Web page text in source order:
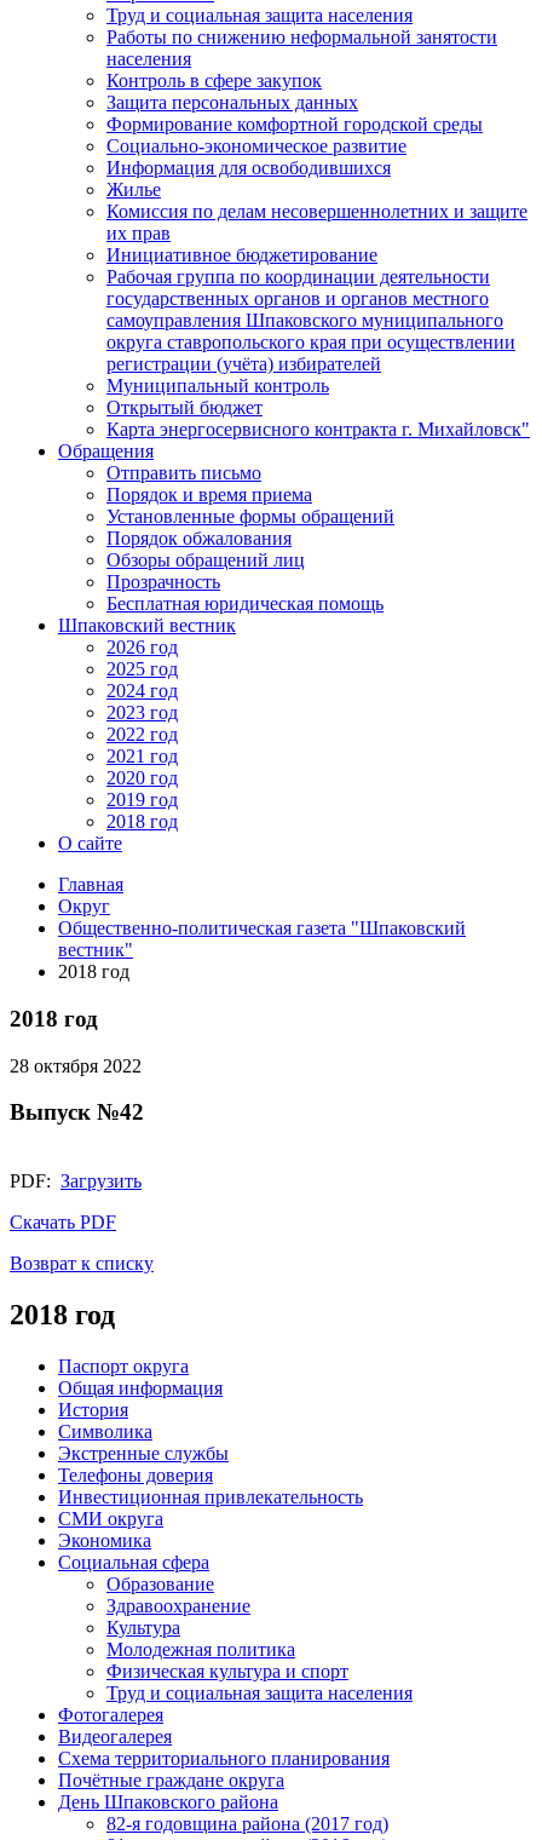
Труд и социальная защита населения
Работы по снижению неформальной занятости
населения
Контроль в сфере закупок
Защита персональных данных
Формирование комфортной городской среды
Социально-экономическое развитие
Информация для освободившихся
Жилье
Комиссия по делам несовершеннолетних и защите
их прав
Инициативное бюджетирование
Рабочая группа по координации деятельности
государственных органов и органов местного
самоуправления Шпаковского муниципального
округа ставропольского края при осуществлении
регистрации (учёта) избирателей
Муниципальный контроль
Открытый бюджет
Карта энергосервисного контракта г. Михайловск"
Обращения
Отправить письмо
Порядок и время приема
Установленные формы обращений
Порядок обжалования
Обзоры обращений лиц
Прозрачность
Бесплатная юридическая помощь
Шпаковский вестник
2026 год
2025 год
2024 год
2023 год
2022 год
2021 год
2020 год
2019 год
2018 год
О сайте
Главная
Округ
Общественно-политическая газета "Шпаковский
вестник"
2018 год
2018 год
28 октября 2022
Выпуск №42
PDF: Загрузить
Скачать PDF
Возврат к списку
2018 год
Паспорт округа
Общая информация
История
Символика
Экстренные службы
Телефоны доверия
Инвестиционная привлекательность
СМИ округа
Экономика
Социальная сфера
Образование
Здравоохранение
Культура
Молодежная политика
Физическая культура и спорт
Труд и социальная защита населения
Фотогалерея
Видеогалерея
Схема территориального планирования
Почётные граждане округа
День Шпаковского района
82-я годовщина района (2017 год)